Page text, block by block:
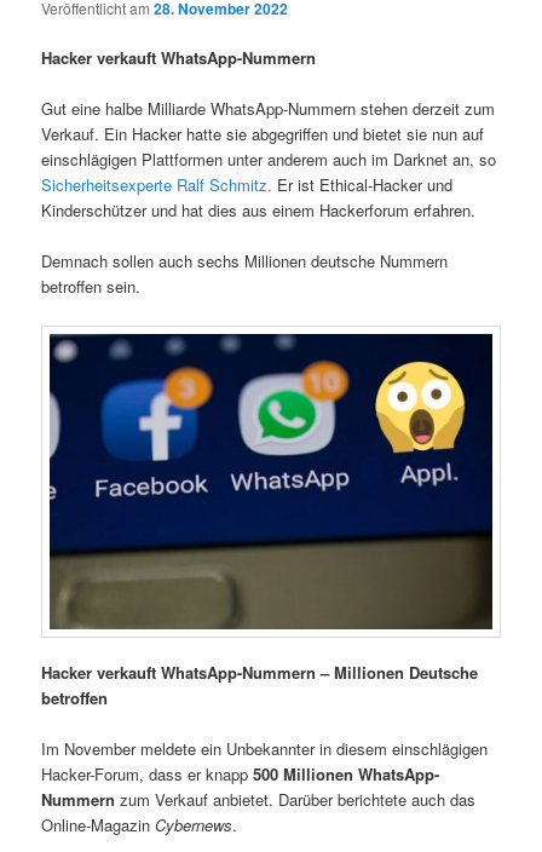
Veröffentlicht am28. November 2022
Hacker verkauft WhatsApp-Nummern
Gut eine halbe Milliarde WhatsApp-Nummern stehen derzeit zum
Verkauf. Ein Hacker hatte sie abgegriffen und bietet sie nun auf
einschlägigen Plattformen unter anderem auch im Darknet an, so
Sicherheitsexperte Ralf Schmitz. Er ist Ethical-Hacker und
Kinderschützer und hat dies aus einem Hackerforum erfahren.
Demnach sollen auch sechs Millionen deutsche Nummern
betroffen sein.
Hacker verkauft WhatsApp-Nummern – Millionen Deutsche
betroffen
Im November meldete ein Unbekannter in diesem einschlägigen
Hacker-Forum, dass er knapp500 Millionen WhatsApp-
Nummern zum Verkauf anbietet. Darüber berichtete auch das
Online-MagazinCybernews.